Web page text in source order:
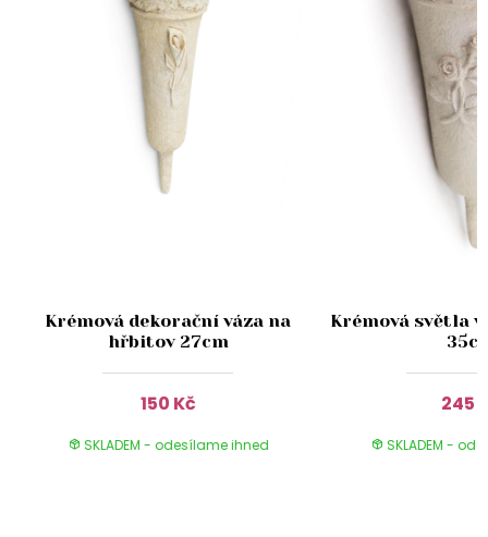
Krémová dekorační váza na
hřbitov 27cm
150 Kč
SKLADEM - odesílame ihned
Krémová světla
245
SKLADEM -